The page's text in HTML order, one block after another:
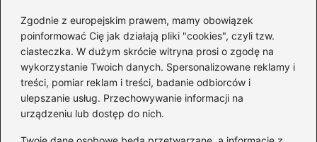
Zgodnie z europejskim prawem, mamy obowiązek
poinformować Cię jak działają pliki "cookies", czyli tzw.
ciasteczka. W dużym skrócie witryna prosi o zgodę na
wykorzystanie Twoich danych. Spersonalizowane reklamy i
treści, pomiar reklam i treści, badanie odbiorców i
ulepszanie usług. Przechowywanie informacji na
urządzeniu lub dostęp do nich.
Ile alkoholu można
przewieźć z Albanii?
Przewodnik po przepisach i
ograniczeniach
Kategorie